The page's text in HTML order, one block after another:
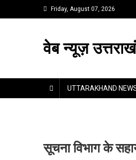
to
Friday, August 07, 2026
वेब न्यूज़
UTTARAKHAND
सूचना विभाग के